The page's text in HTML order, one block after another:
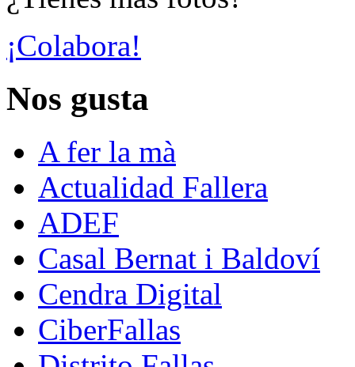
¡Colabora!
Nos gusta
A fer la mà
Actualidad Fallera
ADEF
Casal Bernat i Baldoví
Cendra Digital
CiberFallas